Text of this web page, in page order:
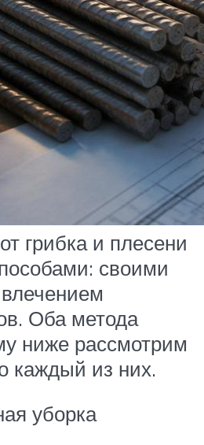
грибка и плесени
своими
Оба метода
ниже рассмотрим
каждый из них.
уборка